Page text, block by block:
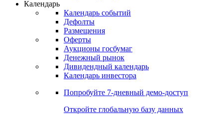
Календарь
Календарь событий
Дефолты
Размещения
Оферты
Аукционы госбумаг
Денежный рынок
Дивидендный календарь
Календарь инвестора
Попробуйте 7-дневный демо-доступ
Откройте глобальную базу данных